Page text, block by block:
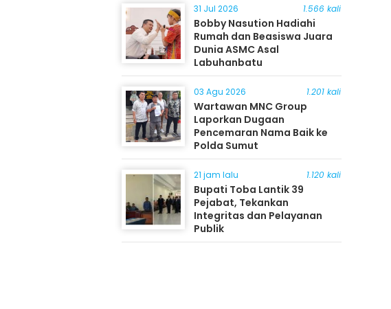
31 Jul 2026 1.566 kali
Bobby Nasution Hadiahi
Rumah dan Beasiswa Juara
Dunia ASMC Asal
Labuhanbatu
03 Agu 2026 1.201 kali
Wartawan MNC Group
Laporkan Dugaan
Pencemaran Nama Baik ke
Polda Sumut
21 jam lalu 1.120 kali
Bupati Toba Lantik 39
Pejabat, Tekankan
Integritas dan Pelayanan
Publik